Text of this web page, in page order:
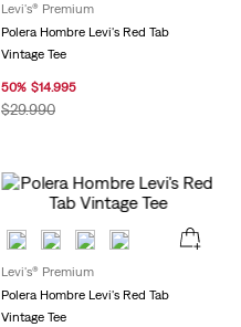
Levi's® Premium
Polera Hombre Levi's Red Tab
Vintage Tee
50% $14.995
$29.990
Levi's® Premium
Polera Hombre Levi's Red Tab
Vintage Tee